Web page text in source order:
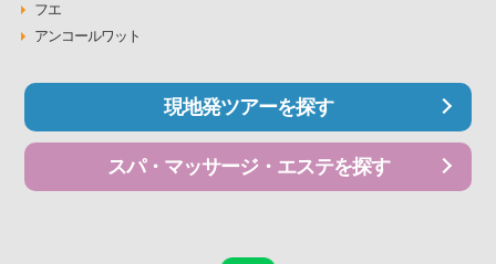
フエ
アンコールワット
現地発ツアーを探す
スパ・マッサージ・エステを探す